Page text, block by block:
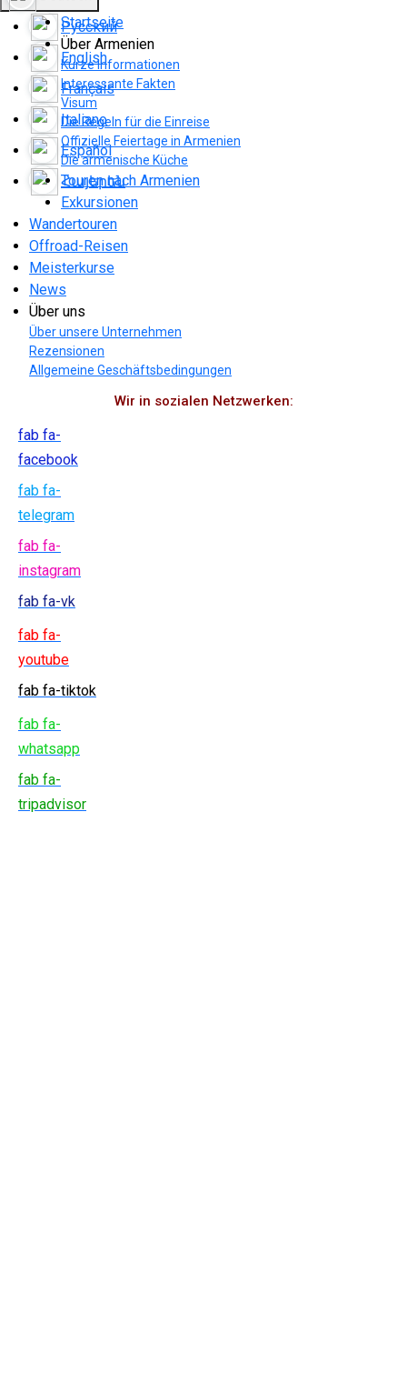
Русский
English
Français
Italiano
Español
Հայերեն
Startseite
Über Armenien
Kurze Informationen
Interessante Fakten
Visum
Die Regeln für die Einreise
Offizielle Feiertage in Armenien
Die armenische Küche
Touren nach Armenien
Exkursionen
Wandertouren
Offroad-Reisen
Meisterkurse
News
Über uns
Über unsere Unternehmen
Rezensionen
Allgemeine Geschäftsbedingungen
Wir in sozialen Netzwerken:
fab fa-
facebook
fab fa-
telegram
fab fa-
instagram
fab fa-vk
fab fa-
youtube
fab fa-tiktok
fab fa-
whatsapp
fab fa-
tripadvisor